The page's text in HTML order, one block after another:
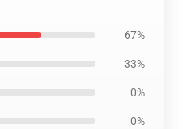
67%
33%
0%
0%